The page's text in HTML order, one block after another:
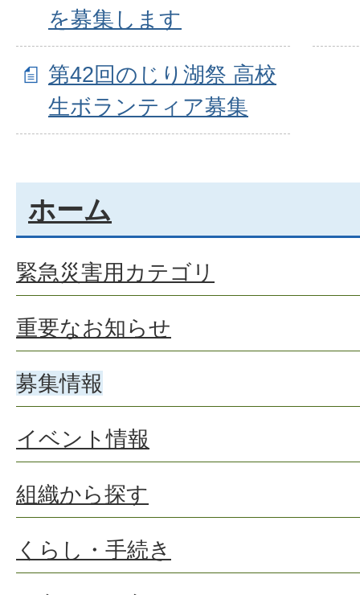
を募集します
第42回のじり湖祭 高校
生ボランティア募集
ホーム
緊急災害用カテゴリ
重要なお知らせ
募集情報
イベント情報
組織から探す
くらし・手続き